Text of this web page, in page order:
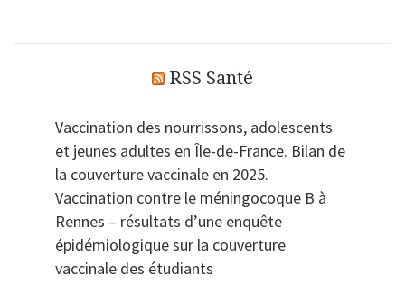
RSS Santé
Vaccination des nourrissons, adolescents
et jeunes adultes en Île-de-France. Bilan de
la couverture vaccinale en 2025.
Vaccination contre le méningocoque B à
Rennes – résultats d’une enquête
épidémiologique sur la couverture
vaccinale des étudiants